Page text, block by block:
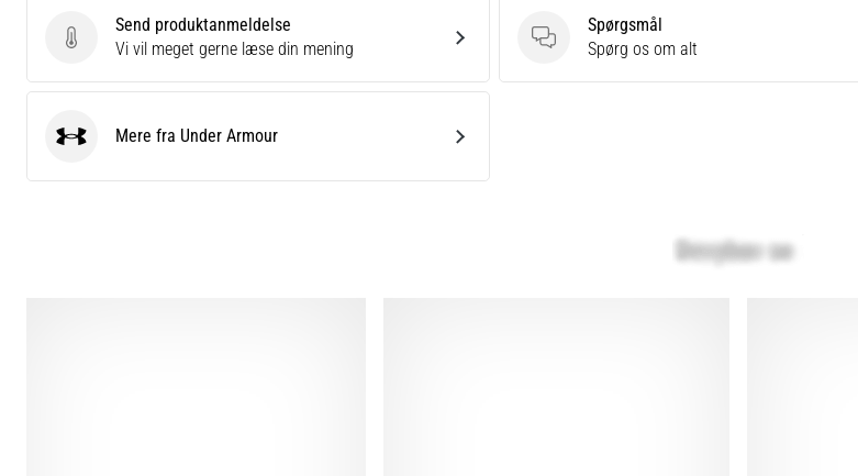
Send produktanmeldelse
Send produktanmeldelse
Vi vil meget gerne læse din mening
Spørgsmål
Spørgsmål
Spørg os om alt
Under ArmourMere fra Under Armour